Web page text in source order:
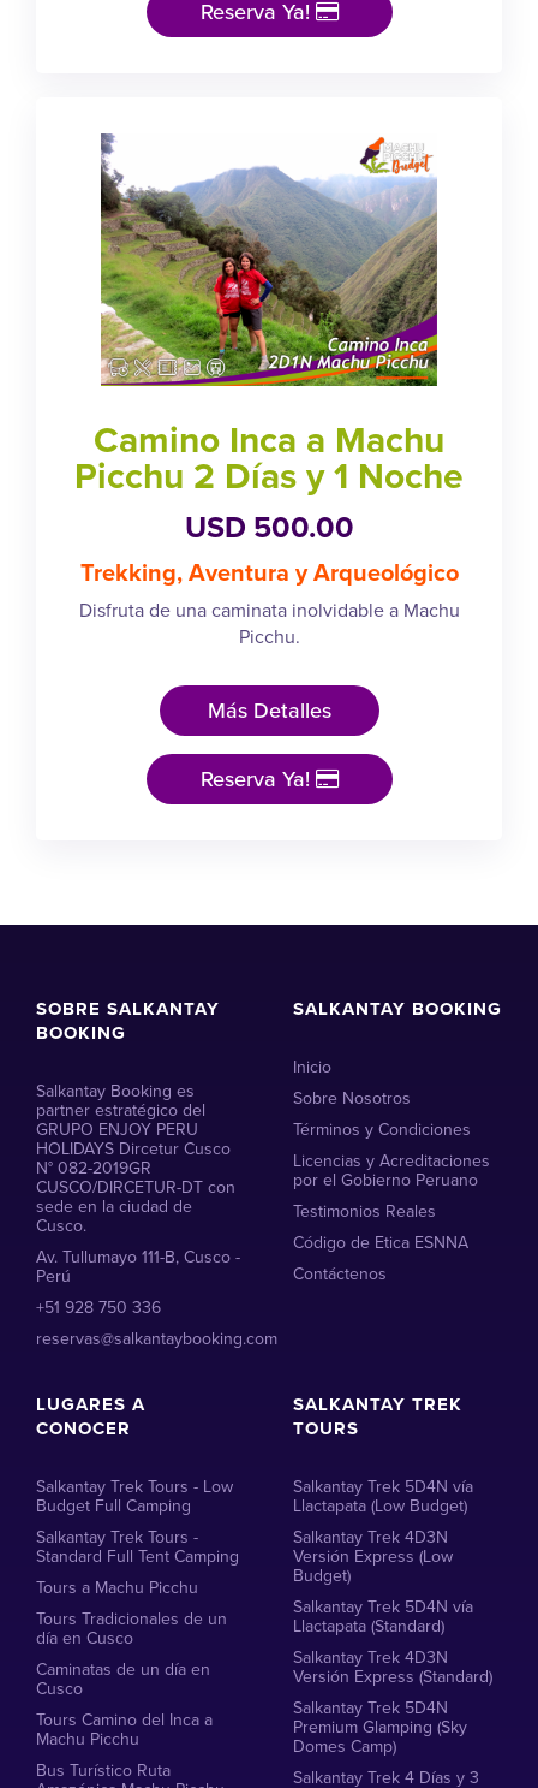
Reserva Ya!
Camino Inca a Machu
Picchu 2 Días y 1 Noche
USD 500.00
Trekking, Aventura y Arqueológico
Disfruta de una caminata inolvidable a Machu
Picchu.
Más Detalles
Reserva Ya!
SOBRE SALKANTAY
BOOKING
Salkantay Booking es
partner estratégico del
GRUPO ENJOY PERU
HOLIDAYS Dircetur Cusco
N° 082-2019GR
CUSCO/DIRCETUR-DT con
sede en la ciudad de
Cusco.
Av. Tullumayo 111-B, Cusco -
Perú
+51 928 750 336
reservas@salkantaybooking.com
SALKANTAY BOOKING
Inicio
Sobre Nosotros
Términos y Condiciones
Licencias y Acreditaciones
por el Gobierno Peruano
Testimonios Reales
Código de Etica ESNNA
Contáctenos
LUGARES A
CONOCER
Salkantay Trek Tours - Low
Budget Full Camping
Salkantay Trek Tours -
Standard Full Tent Camping
Tours a Machu Picchu
Tours Tradicionales de un
día en Cusco
Caminatas de un día en
Cusco
Tours Camino del Inca a
Machu Picchu
Bus Turístico Ruta
SALKANTAY TREK
TOURS
Salkantay Trek 5D4N vía
Llactapata (Low Budget)
Salkantay Trek 4D3N
Versión Express (Low
Budget)
Salkantay Trek 5D4N vía
Llactapata (Standard)
Salkantay Trek 4D3N
Versión Express (Standard)
Salkantay Trek 5D4N
Premium Glamping (Sky
Domes Camp)
Salkantay Trek 4 Días y 3